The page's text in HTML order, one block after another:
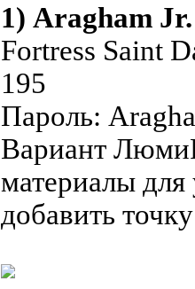
1) Aragham Jr.
Fortress Saint
195
Пароль:
Вариант
материалы
добавить